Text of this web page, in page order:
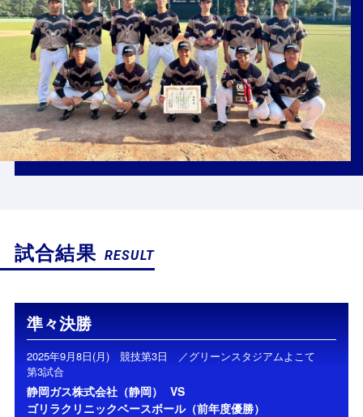
試合結果 RESULT
準々決勝
2025年9月8日(月) 競技第3日 ／グリーンスタジアムよこて
第3試合
静岡ガス株式会社（静岡）
VS
ゴリラクリニックベースボール（前年度優勝）